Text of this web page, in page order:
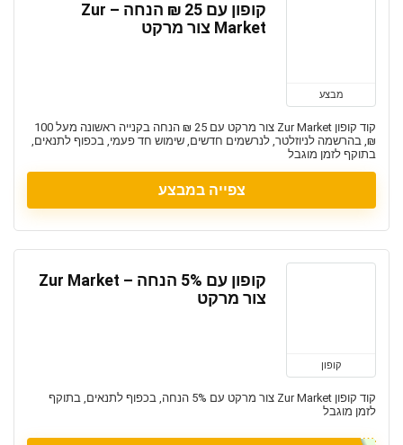
מבצע
קופון עם 25 ₪ הנחה – Zur
Market צור מרקט
קוד קופון Zur Market צור מרקט עם 25 ₪ הנחה בקנייה ראשונה מעל 100
₪, בהרשמה לניוזלטר, לנרשמים חדשים, שימוש חד פעמי, בכפוף לתנאים,
בתוקף לזמן מוגבל
צפייה במבצע
קופון
קופון עם 5% הנחה – Zur Market
צור מרקט
קוד קופון Zur Market צור מרקט עם 5% הנחה, בכפוף לתנאים, בתוקף
לזמן מוגבל